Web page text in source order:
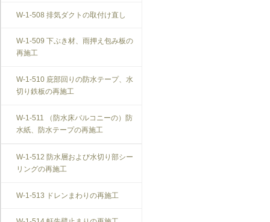
W-1-508 排気ダクトの取付け直し
W-1-509 下ぶき材、雨押え包み板の
再施工
W-1-510 庇部回りの防水テープ、水
切り鉄板の再施工
W-1-511 （防水床バルコニーの）防
水紙、防水テープの再施工
W-1-512 防水層および水切り部シー
リングの再施工
W-1-513 ドレンまわりの再施工